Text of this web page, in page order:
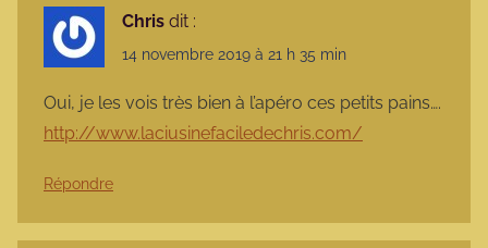
Chris dit :
14 novembre 2019 à 21 h 35 min
Oui, je les vois très bien à l’apéro ces petits pains….
http://www.laciusinefaciledechris.com/
Répondre